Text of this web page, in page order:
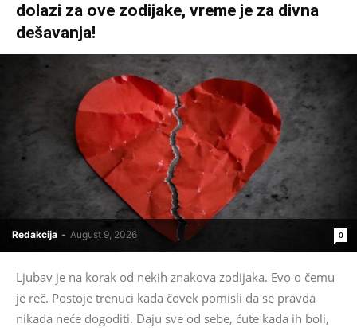
dolazi za ove zodijake, vreme je za divna
dešavanja!
Redakcija - August 9, 2026 0
Ljubav je na korak od nekih znakova zodijaka. Evo o čemu
je reč. Postoje trenuci kada čovek pomisli da se pravda
nikada neće dogoditi. Daju sve od sebe, ćute kada ih boli,